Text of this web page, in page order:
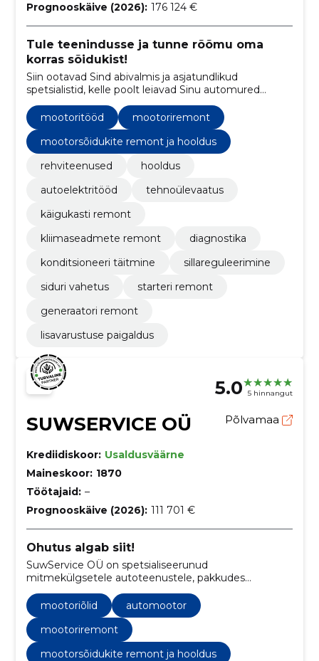
Prognooskäive (2026): 176 124 €
Tule teenindusse ja tunne rõõmu oma
korras sõidukist!
Siin ootavad Sind abivalmis ja asjatundlikud
spetsialistid, kelle poolt leiavad Sinu automured
lahenduse. Oleme kindlad, et suudame leida mure
põhjuse ja anname endast parima, et jõuda Sind
rahuldava lahenduseni.
mootoritööd
mootoriremont
mootorsõidukite remont ja hooldus
rehviteenused
hooldus
autoelektritööd
tehnoülevaatus
käigukasti remont
kliimaseadmete remont
diagnostika
konditsioneeri täitmine
sillareguleerimine
siduri vahetus
starteri remont
generaatori remont
lisavarustuse paigaldus
5.0 5 hinnangut
SUWSERVICE OÜ Põlvamaa
Krediidiskoor: Usaldusväärne
Maineskoor: 1870
Töötajaid: –
Prognooskäive (2026): 111 701 €
Ohutus algab siit!
SuwService OÜ on spetsialiseerunud
mitmekülgsetele autoteenustele, pakkudes
rehvivahetust, veermikuremonti, diagnostikat ning
erilahendusi.
mootoriõlid
automootor
mootoriremont
mootorsõidukite remont ja hooldus